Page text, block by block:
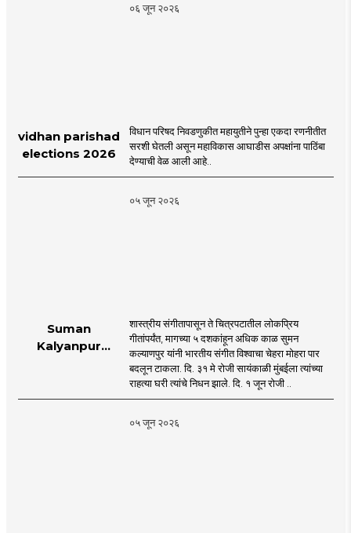
०६ जून २०२६
vidhan parishad
elections 2026
विधान परिषद निवडणुकीत महायुतीने पुन्हा एकदा रणनीतीत
सरशी घेतली असून महाविकास आघाडीस अपक्षांना पाठिंबा
देण्याची वेळ आली आहे..
०५ जून २०२६
Suman
Kalyanpur
mumbai |
शास्त्रीय संगीतापासून ते चित्रपटातील लोकप्रिय
गीतांपर्यंत, मागच्या ५ दशकांहून अधिक काळ सुमन
कल्याणपुर यांनी भारतीय संगीत विश्वाचा चेहरा मोहरा पार
बदलून टाकला. दि. ३१ मे रोजी सायंकाळी मुंबईला त्यांच्या
राहत्या घरी त्यांचे निधन झाले. दि. १ जून रोजी ..
०५ जून २०२६